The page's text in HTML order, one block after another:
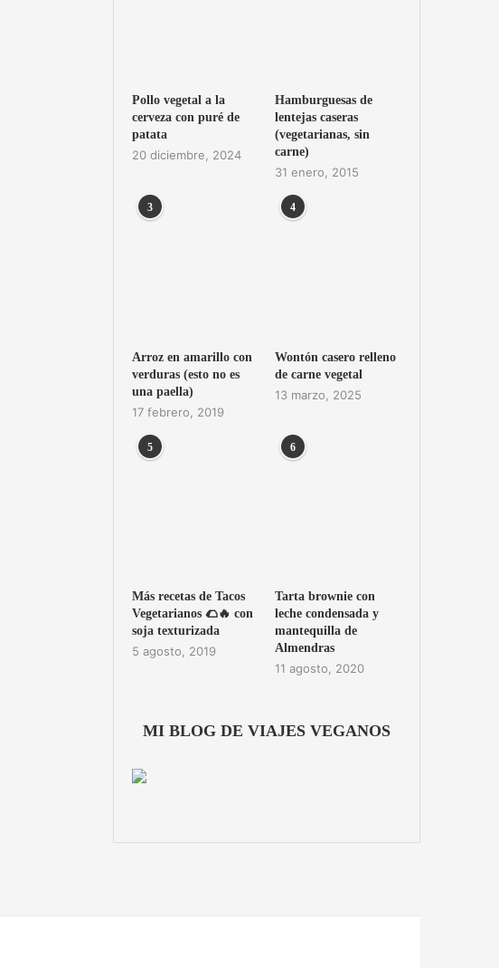
Pollo vegetal a la
cerveza con puré de
patata
20 diciembre, 2024
Hamburguesas de
lentejas caseras
(vegetarianas, sin
carne)
31 enero, 2015
3
Arroz en amarillo con
verduras (esto no es
una paella)
17 febrero, 2019
4
Wontón casero relleno
de carne vegetal
13 marzo, 2025
5
Más recetas de Tacos
Vegetarianos 🌮🔥 con
soja texturizada
5 agosto, 2019
6
Tarta brownie con
leche condensada y
mantequilla de
Almendras
11 agosto, 2020
MI BLOG DE VIAJES VEGANOS